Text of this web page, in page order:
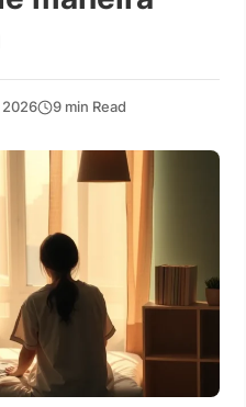
2026 9 min Read